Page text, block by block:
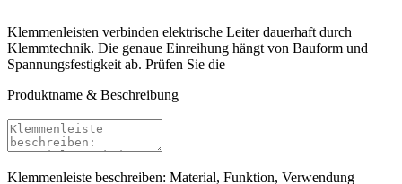
Klemmenleisten verbinden elektrische Leiter dauerhaft durch
Klemmtechnik. Die genaue Einreihung hängt von Bauform und
Spannungsfestigkeit ab. Prüfen Sie die
Produktname & Beschreibung
Klemmenleiste beschreiben: Material, Funktion, Verwendung